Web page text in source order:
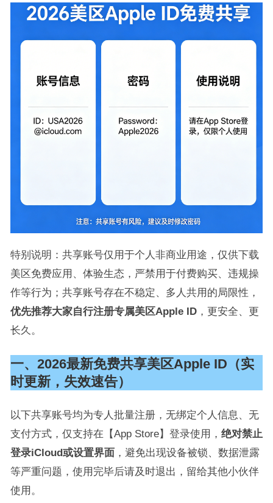
特别说明：共享账号仅用于个人非商业用途，仅供下载
美区免费应用、体验生态，严禁用于付费购买、违规操
作等行为；共享账号存在不稳定、多人共用的局限性，
优先推荐大家自行注册专属美区Apple ID，更安全、更
长久。
一、2026最新免费共享美区Apple ID（实
时更新，失效速告）
以下共享账号均为专人批量注册，无绑定个人信息、无
支付方式，仅支持在【App Store】登录使用， 绝对禁止
登录iCloud或设置界面，避免出现设备被锁、数据泄露
等严重问题，使用完毕后请及时退出，留给其他小伙伴
使用。